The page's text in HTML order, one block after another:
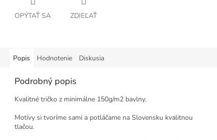
OPÝTAŤ SA ZDIEĽAŤ
Popis Hodnotenie Diskusia
Podrobný popis
Kvalitné tričko z minimálne 150g/m2 bavlny.
Motívy si tvoríme sami a potláčame na Slovensku kvalitnou
tlačou.